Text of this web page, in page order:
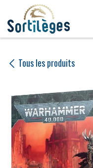
Se rendre au contenu
Tous les produits